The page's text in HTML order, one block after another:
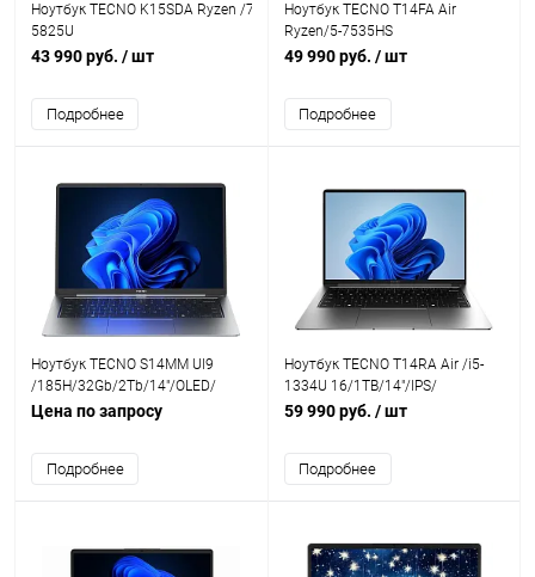
Ноутбук TECNO K15SDA Ryzen /7-
5825U
16/512Gb/15.6"/IPS/FHD/W11H/Grey
43 990 руб. / шт
Подробнее
Ноутбук TECNO T14FA Air
Ryzen/5-7535HS
16/512GB/14,1"/IPS/ W11H/Grey
49 990 руб. / шт
Подробнее
Ноутбук TECNO S14MM Ul9
/185H/32Gb/2Tb/14"/OLED/
/W11H/Grey
Цена по запросу
Подробнее
Ноутбук TECNO T14RA Air /i5-
1334U 16/1TB/14"/IPS/
W11H/Grey
59 990 руб. / шт
Подробнее